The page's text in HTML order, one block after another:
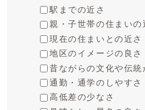
駅までの近さ
親・子世帯の住まいの
現在の住まいとの近さ
地区のイメージの良さ
昔ながらの文化や伝統
通勤・通学のしやすさ
高低差の少なさ